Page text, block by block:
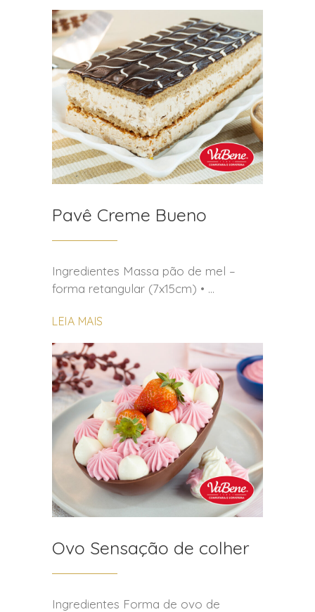
Pavê Creme Bueno
Ingredientes Massa pão de mel –
forma retangular (7x15cm) •
LEIA MAIS
Ovo Sensação de colher
Ingredientes Forma de ovo de